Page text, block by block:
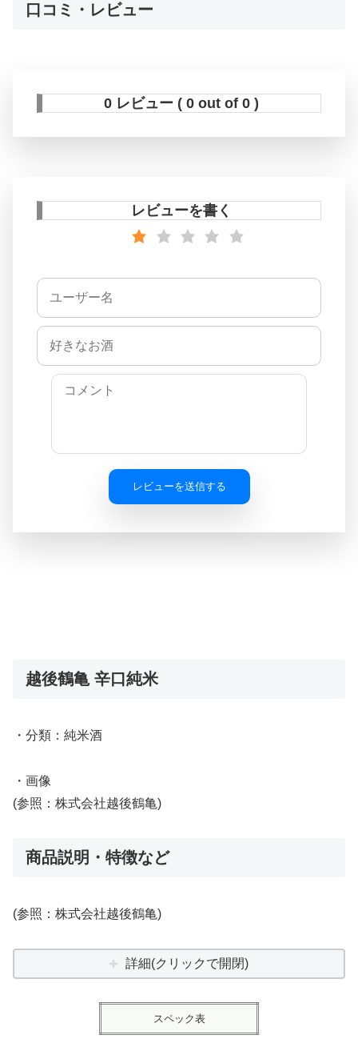
口コミ・レビュー
0 レビュー ( 0 out of 0 )
レビューを書く
レビューを送信する
越後鶴亀 辛口純米
・分類：純米酒
・画像
(参照：株式会社越後鶴亀)
商品説明・特徴など
(参照：株式会社越後鶴亀)
詳細(クリックで開閉)
スペック表